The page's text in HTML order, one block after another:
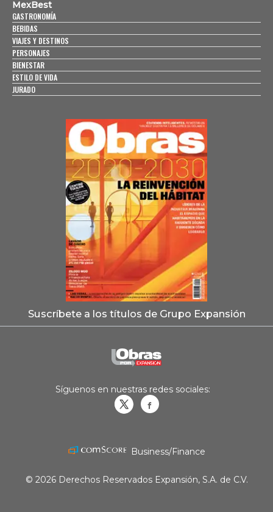
MexBest
GASTRONOMÍA
BEBIDAS
VIAJES Y DESTINOS
PERSONAJES
BIENESTAR
ESTILO DE VIDA
JURADO
Suscríbete a los títulos de Grupo Expansión
Síguenos en nuestras redes sociales:
Business/Finance
© 2026 Derechos Reservados Expansión, S.A. de C.V.